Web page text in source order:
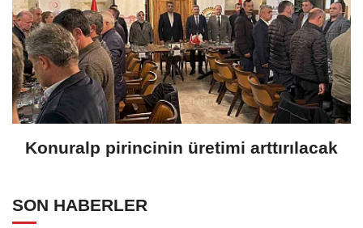
Konuralp pirincinin üretimi arttırılacak
SON HABERLER